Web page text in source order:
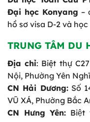
Đại học Konyang –
hồ sơ visa D-2 và
TRUNG TÂM DU
Địa chỉ: Biệt thự
Nội, Phường Yên
CN Hải Dương:Số
VŨ XÁ, Phường Bắc
CN Hưng Yên: Biệt